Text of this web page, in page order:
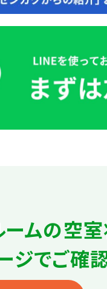
ームの空
ジでご確